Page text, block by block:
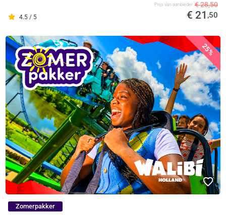
4.5 / 5
Prijs van aanbieder € 28,50
€ 21 ,50
25%
Zomerpakker